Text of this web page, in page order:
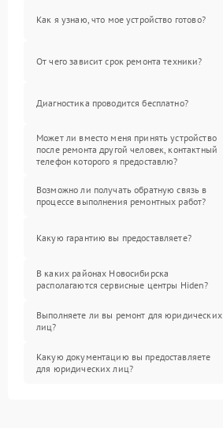
Как я узнаю, что мое устройство готово?
От чего зависит срок ремонта техники?
Диагностика проводится бесплатно?
Может ли вместо меня принять устройство
после ремонта другой человек, контактный
телефон которого я предоставлю?
Возможно ли получать обратную связь в
процессе выполнения ремонтных работ?
Какую гарантию вы предоставляете?
В каких районах Новосибирска
располагаются сервисные центры Hiden?
Выполняете ли вы ремонт для юридических
лиц?
Какую документацию вы предоставляете
для юридических лиц?